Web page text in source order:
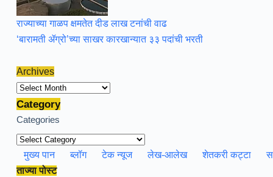
राज्याच्या गाळप क्षमतेत दीड लाख टनांची वाढ
‘बारामती ॲग्रो’च्या साखर कारखान्यात ३३ पदांची भरती
Archives
Archives
Category
Categories
मुख्य पान ब्लॉग टेक न्यूज लेख-आलेख शेतकरी कट्टा
ताज्या पोस्ट